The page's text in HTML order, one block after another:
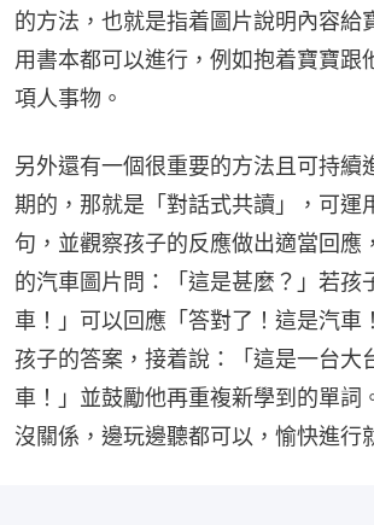
的方法，也就是指着圖片說明內容給
用書本都可以進行，例如抱着寶寶跟
項人事物。
另外還有一個很重要的方法且可持續
期的，那就是「對話式共讀」，可運
句，並觀察孩子的反應做出適當回應
的汽車圖片問：「這是甚麼？」若孩
車！」可以回應「答對了！這是汽車
孩子的答案，接着說：「這是一台大
車！」並鼓勵他再重複新學到的單詞
沒關係，邊玩邊聽都可以，愉快進行